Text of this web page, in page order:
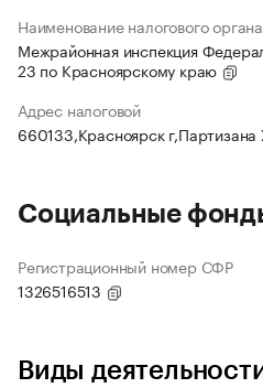
Наименование налогового органа
Межрайонная инспекция
23 по Красноярскому краю
Адрес налоговой
660133,Красноярск г,Партизана
Социальные
Регистрационный номер СФР
1326516513
Виды